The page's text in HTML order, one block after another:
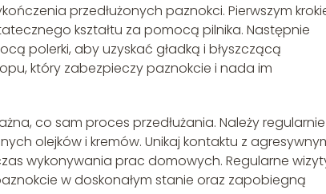
przedłużonych paznokci. Pierwszym
kształtu za pomocą pilnika. Następnie
polerki, aby uzyskać gładką i błyszczącą
który zabezpieczy paznokcie i nada im
co sam proces przedłużania. Należy regularnie
olejków i kremów. Unikaj kontaktu z
wykonywania prac domowych. Regularne
w doskonałym stanie oraz zapobiegną